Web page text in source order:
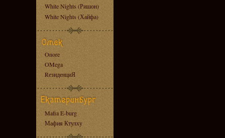
White Nights (Ришон)
White Nights (Хайфа)
Onore
OMega
RезиденциЯ
Mafia E-burg
Мафия Ктулху